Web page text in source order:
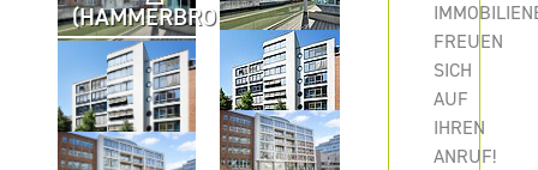
(HAMMERBROOK)
FREUEN
SICH
AUF
IHREN
ANRUF!